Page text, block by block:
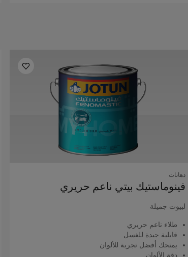
دهانات
فينوماستيك بيتي ناعم حريري
لبيوت جميلة
طلاء ناعم حريري
قابلية جيدة للغسل
يمنحك أفضل تجربة للألوان
دقة الألوان